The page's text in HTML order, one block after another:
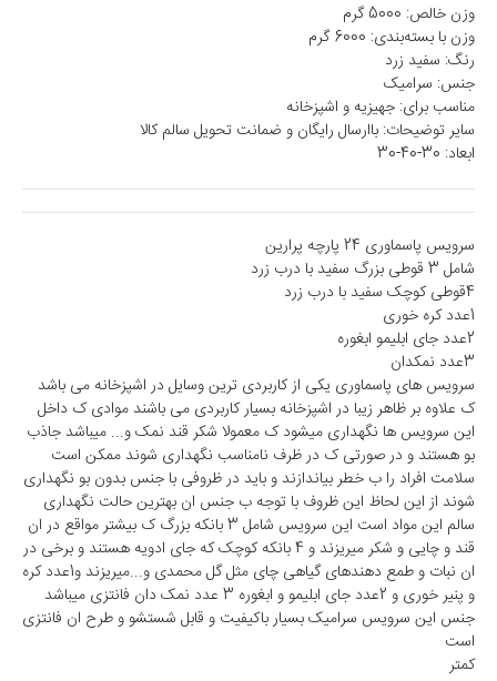
وزن خالص: 5000 گرم
وزن با بسته‌بندی: 6000 گرم
رنگ: سفید زرد
جنس: سرامیک
مناسب برای: جهیزیه و اشپزخانه
سایر توضیحات: باارسال رایگان و ضمانت تحویل سالم کالا
ابعاد: 30-40-30
سرویس پاسماوری 24 پارچه پرارین
شامل 3 قوطی بزرگ سفید با درب زرد
4قوطی کوچک سفید با درب زرد
1عدد کره خوری
2عدد جای ابلیمو ابغوره
3عدد نمکدان
سرویس های پاسماوری یکی از کاربردی ترین وسایل در اشپزخانه می باشد
ک علاوه بر ظاهر زیبا در اشپزخانه بسیار کاربردی می باشند موادی ک داخل
این سرویس ها نگهداری میشود ک معمولا شکر قند نمک و... میباشد جاذب
بو هستند و در صورتی ک در ظرف نامناسب نگهداری شوند ممکن است
سلامت افراد را ب خطر بیاندازند و باید در ظروفی با جنس بدون بو نگهداری
شوند از این لحاظ این ظروف با توجه ب جنس ان بهترین حالت نگهداری
سالم این مواد است این سرویس شامل 3 بانکه بزرگ ک بیشتر مواقع در ان
قند و چایی و شکر میریزند و 4 بانکه کوچک که جای ادویه هستند و برخی در
ان نبات و طمع دهندهای گیاهی چای مثل گل محمدی و...میریزند و1عدد کره
و پنیر خوری و 2عدد جای ابلیمو و ابغوره 3 عدد نمک دان فانتزی میباشد
جنس این سرویس سرامیک بسیار باکیفیت و قابل شستشو و طرح ان فانتزی
است
کمتر